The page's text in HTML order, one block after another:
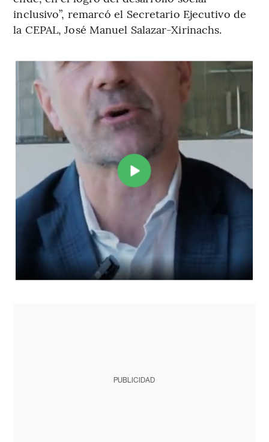
inclusivo”, remarcó el Secretario Ejecutivo de
la CEPAL, José Manuel Salazar-Xirinachs.
PUBLICIDAD